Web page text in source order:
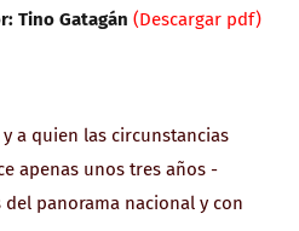
Tino Gatagán (Descargar pdf)
a quien las circunstancias
apenas unos tres años -
panorama nacional y con